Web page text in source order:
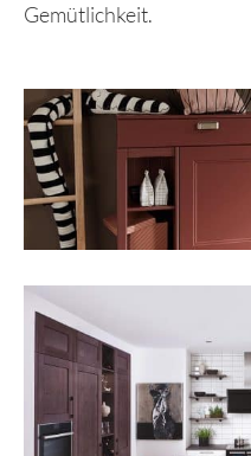
Gemütlichkeit.